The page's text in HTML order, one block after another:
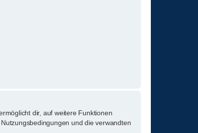
dir, auf weitere Funktionen
und die verwandten